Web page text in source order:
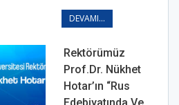
DEVAMI...
Rektörümüz
Prof.Dr. Nükhet
Hotar’ın “Rus